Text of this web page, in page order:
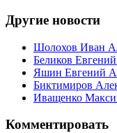
Другие новости
Шолохов Иван
Беликов
Яшин Евгений
Биктимиров
Иващенко
Комментировать